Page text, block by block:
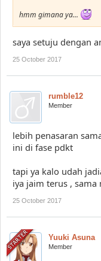
hmm gimana ya...
saya setuju dengan
25 October 2017
rumble12
Member
lebih penasaran
ini di fase pdkt
tapi ya kalo udah
iya jaim terus , sama
25 October 2017
Yuuki Asuna
Member